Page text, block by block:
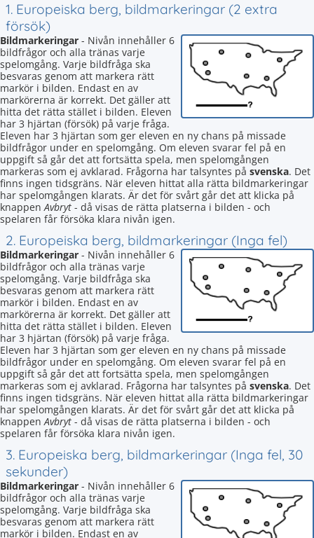
1. Europeiska berg, bildmarkeringar (2 extra
försök)
Bildmarkeringar - Nivån innehåller 6
bildfrågor och alla tränas varje
spelomgång. Varje bildfråga ska
besvaras genom att markera rätt
markör i bilden. Endast en av
markörerna är korrekt. Det gäller att
hitta det rätta stället i bilden. Eleven
har 3 hjärtan (försök) på varje fråga.
Eleven har 3 hjärtan som ger eleven en ny chans på missade
bildfrågor under en spelomgång. Om eleven svarar fel på en
uppgift så går det att fortsätta spela, men spelomgången
markeras som ej avklarad. Frågorna har talsyntes på svenska. Det
finns ingen tidsgräns. När eleven hittat alla rätta bildmarkeringar
har spelomgången klarats. Är det för svårt går det att klicka på
knappenAvbryt - då visas de rätta platserna i bilden - och
spelaren får försöka klara nivån igen.
2. Europeiska berg, bildmarkeringar (Inga fel)
Bildmarkeringar - Nivån innehåller 6
bildfrågor och alla tränas varje
spelomgång. Varje bildfråga ska
besvaras genom att markera rätt
markör i bilden. Endast en av
markörerna är korrekt. Det gäller att
hitta det rätta stället i bilden. Eleven
har 3 hjärtan (försök) på varje fråga.
Eleven har 3 hjärtan som ger eleven en ny chans på missade
bildfrågor under en spelomgång. Om eleven svarar fel på en
uppgift så går det att fortsätta spela, men spelomgången
markeras som ej avklarad. Frågorna har talsyntes på svenska. Det
finns ingen tidsgräns. När eleven hittat alla rätta bildmarkeringar
har spelomgången klarats. Är det för svårt går det att klicka på
knappenAvbryt - då visas de rätta platserna i bilden - och
spelaren får försöka klara nivån igen.
3. Europeiska berg, bildmarkeringar (Inga fel, 30
sekunder)
Bildmarkeringar - Nivån innehåller 6
bildfrågor och alla tränas varje
spelomgång. Varje bildfråga ska
besvaras genom att markera rätt
markör i bilden. Endast en av